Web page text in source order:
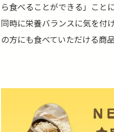
ら食べることができる」こと
同時に栄養バランスに気を付
の方にも食べていただける商